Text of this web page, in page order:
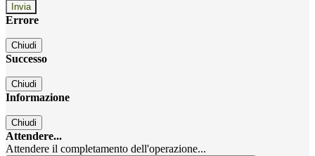
Errore
Chiudi
Successo
Chiudi
Informazione
Chiudi
Attendere...
Attendere il completamento dell'operazione...